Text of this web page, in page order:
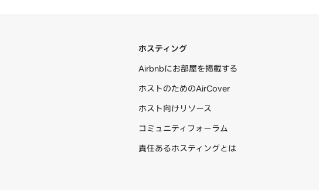
ホスティング
Airbnbにお部屋を掲載する
ホストのためのAirCover
ホスト向けリソース
コミュニティフォーラム
責任あるホスティングとは